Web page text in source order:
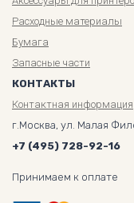
Расходные материалы
Бумага
Запасные части
КОНТАКТЫ
Контактная информация
г.Москва, ул. Малая
+7 (495) 728-92-16
Принимаем к оплате